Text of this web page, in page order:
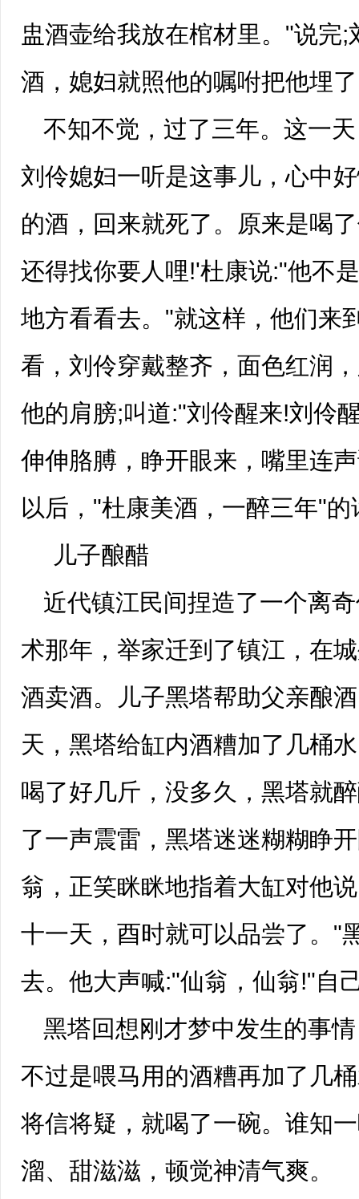
盅酒壶给我放在棺材里。"说完
酒，媳妇就照他的嘱咐把他埋
不知不觉，过了三年。这一
刘伶媳妇一听是这事儿，心中
的酒，回来就死了。原来是喝
还得找你要人哩!'杜康说:"他不
地方看看去。"就这样，他们来
看，刘伶穿戴整齐，面色红润
他的肩膀;叫道:"刘伶醒来!刘伶
伸伸胳膊，睁开眼来，嘴里连
以后，"杜康美酒，一醉三年"
儿子酿醋
近代镇江民间捏造了一个离
术那年，举家迁到了镇江 ，在
酒卖酒。儿子黑塔帮助父亲酿
天，黑塔给缸内酒糟加了几桶
喝了好几斤，没多久，黑塔就
了一声震雷，黑塔迷迷糊糊睁
翁，正笑眯眯地指着大缸对他
十一天，酉时就可以品尝了。"
去。他大声喊:"仙翁，仙翁!"自
黑塔回想刚才梦中发生的事
不过是喂马用的酒糟再加了几
将信将疑，就喝了一碗。谁知
溜、甜滋滋，顿觉神清气爽。